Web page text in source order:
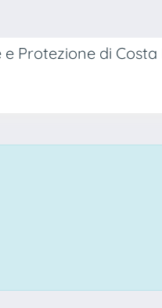
Protezione di